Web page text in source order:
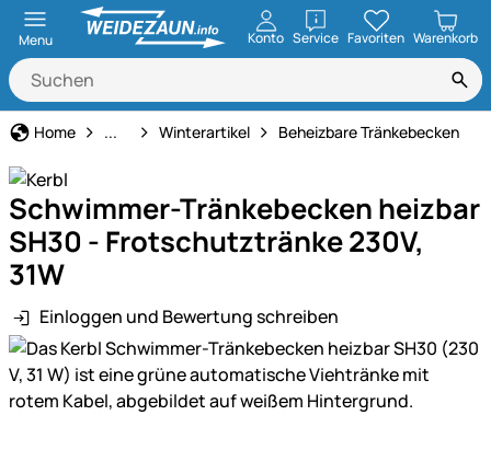
Menu Konto ServiceöffnenFavoriten Warenkorb
Home Haus und Hof
... Winterartikel Beheizbare Tränkebecken
Schwimmer-Tränkebecken heizbar
SH30 - Frotschutztränke 230V,
31W
Einloggen und Bewertung schreiben
Produktgalerie